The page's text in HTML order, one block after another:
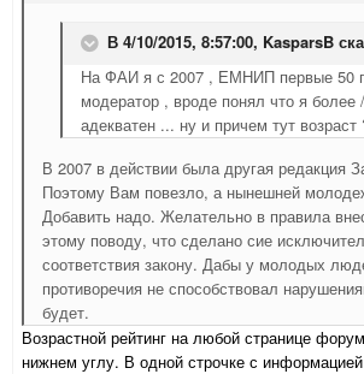
В 4/10/2015, 8:57:00, KasparsB
На ФАИ я с 2007 , ЕМНИП первые 50
модератор , вроде понял что я более
адекватен ... ну и причем тут возраст
В 2007 в действии была другая редакция
Поэтому Вам повезло, а нынешней
Добавить надо. Желательно в правила
этому поводу, что сделано сие
соответствия закону. Дабы у молодых
противоречия не способствовал
будет.
Возрастной рейтинг на любой странице
нижнем углу. В одной строчке с